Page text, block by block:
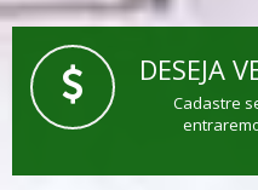
DESEJA
Cadastre